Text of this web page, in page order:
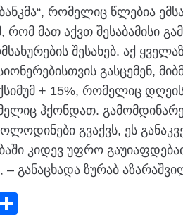
რომელიც წლებია
რომ მათ აქვთ შესაბამისი
შესახებ. აქ
გასცემენ,
+ 15%, რომელიც
ჰქონდათ.
გვაქვს, ეს
კიდევ უფრო
– განაცხადა ზურაბ
W